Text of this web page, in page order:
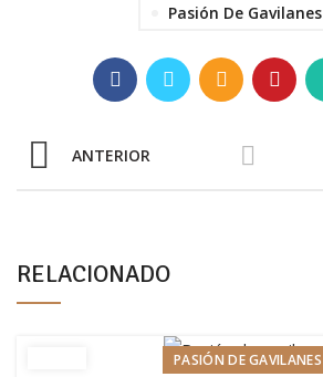
Pasión De Gavilanes
ANTERIOR
RELACIONADO
PASIÓN DE GAVILANES